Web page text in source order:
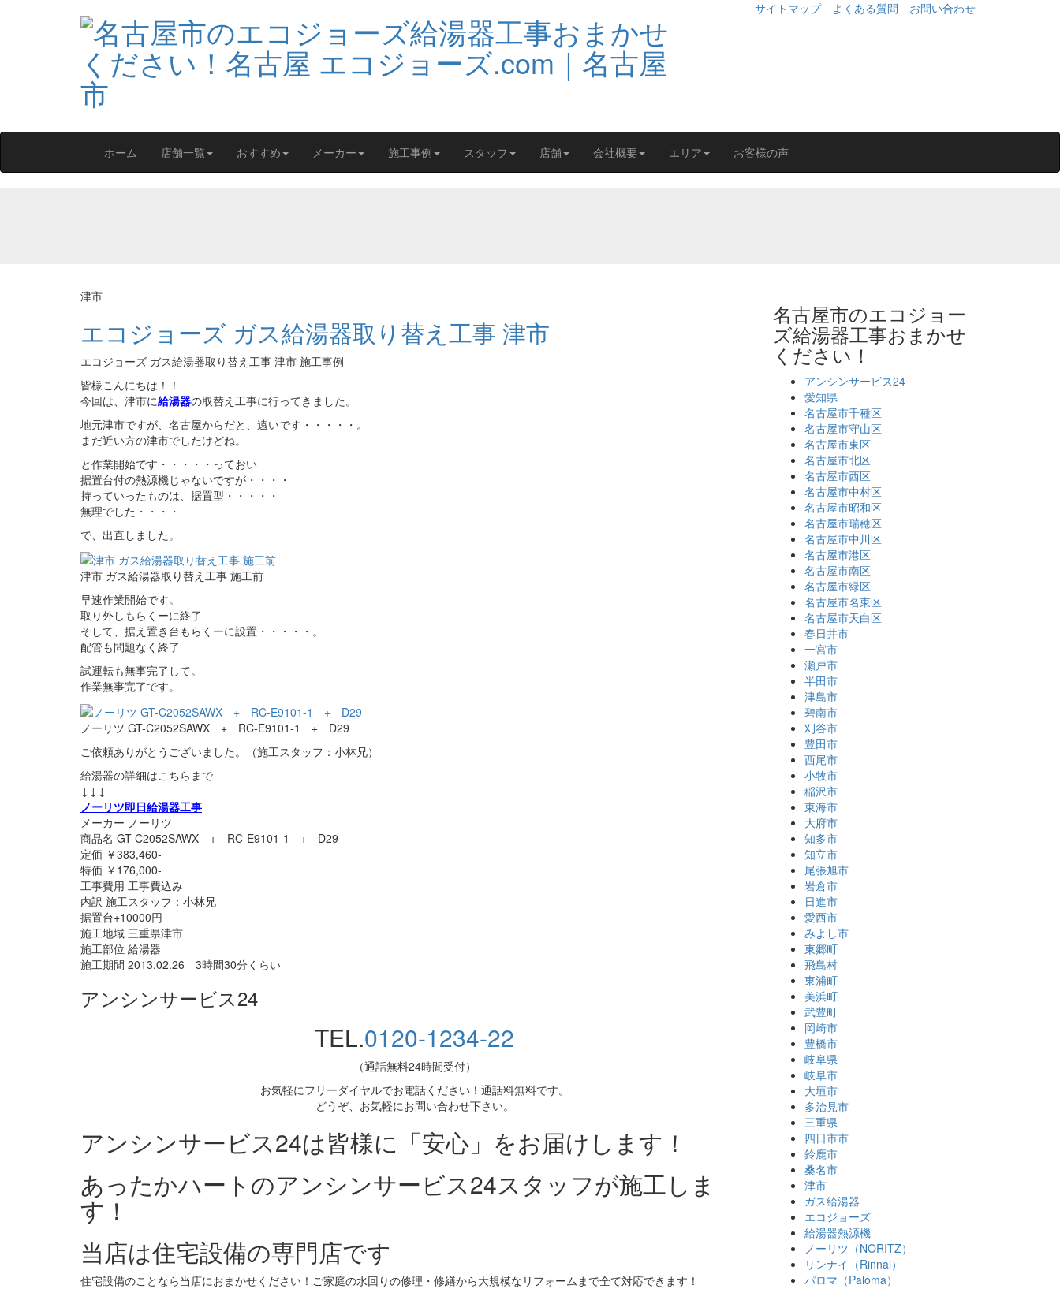
サイトマップ よくある質問 お問い合わせ
ホーム 店舗一覧 おすすめ メーカー 施工事例 スタッフ 店舗 会社概要 エリア お客様の声
津市
エコジョーズ ガス給湯器取り替え工事 津市
エコジョーズ ガス給湯器取り替え工事 津市 施工事例
皆様こんにちは！！
今回は、津市に給湯器の取替え工事に行ってきました。
地元津市ですが、名古屋からだと、遠いです・・・・・。
まだ近い方の津市でしたけどね。
と作業開始です・・・・・っておい
据置台付の熱源機じゃないですが・・・・
持っていったものは、据置型・・・・・
無理でした・・・・
で、出直しました。
津市 ガス給湯器取り替え工事 施工前
早速作業開始です。
取り外しもらくーに終了
そして、据え置き台もらくーに設置・・・・・。
配管も問題なく終了
試運転も無事完了して。
作業無事完了です。
ノーリツ GT-C2052SAWX + RC-E9101-1 + D29
ご依頼ありがとうございました。（施工スタッフ：小林兄）
給湯器の詳細はこちらまで
↓↓↓
ノーリツ即日給湯器工事
メーカー ノーリツ
商品名 GT-C2052SAWX + RC-E9101-1 + D29
定価 ￥383,460-
特価 ￥176,000-
工事費用 工事費込み
内訳 施工スタッフ：小林兄
据置台+10000円
施工地域 三重県津市
施工部位 給湯器
施工期間 2013.02.26 3時間30分くらい
アンシンサービス24
TEL.0120-1234-22
（通話無料24時間受付）
お気軽にフリーダイヤルでお電話ください！通話料無料です。
どうぞ、お気軽にお問い合わせ下さい。
アンシンサービス24は皆様に「安心」をお届けします！
あったかハートのアンシンサービス24スタッフが施工しま
す！
当店は住宅設備の専門店です
住宅設備のことなら当店におまかせください！ご家庭の水回りの修理・修繕から大規模なリフォームまで全て対応できます！
名古屋市のエコジョー
ズ給湯器工事おまかせ
ください！
アンシンサービス24
愛知県
名古屋市千種区
名古屋市守山区
名古屋市東区
名古屋市北区
名古屋市西区
名古屋市中村区
名古屋市昭和区
名古屋市瑞穂区
名古屋市中川区
名古屋市港区
名古屋市南区
名古屋市緑区
名古屋市名東区
名古屋市天白区
春日井市
一宮市
瀬戸市
半田市
津島市
碧南市
刈谷市
豊田市
西尾市
小牧市
稲沢市
東海市
大府市
知多市
知立市
尾張旭市
岩倉市
日進市
愛西市
みよし市
東郷町
飛島村
東浦町
美浜町
武豊町
岡崎市
豊橋市
岐阜県
岐阜市
大垣市
多治見市
三重県
四日市市
鈴鹿市
桑名市
津市
ガス給湯器
エコジョーズ
給湯器熱源機
ノーリツ（NORITZ）
リンナイ（Rinnai）
パロマ（Paloma）